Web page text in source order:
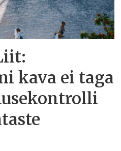
kava ei taga